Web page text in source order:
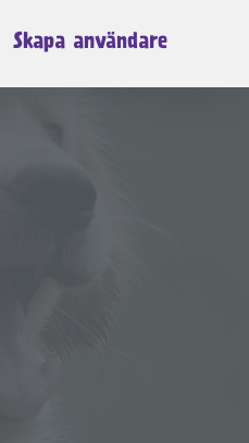
Skapa användare